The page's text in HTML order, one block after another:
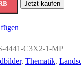
Jetzt kaufen
4441-C3X2-1-MP
, Thematik,